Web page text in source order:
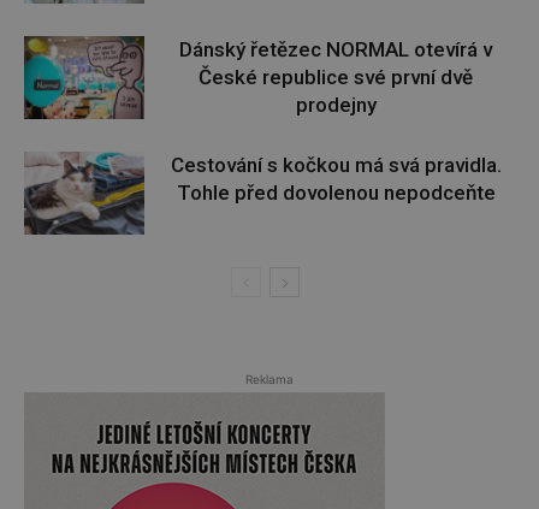
Dánský řetězec NORMAL otevírá v
České republice své první dvě
prodejny
Cestování s kočkou má svá pravidla.
Tohle před dovolenou nepodceňte
Reklama